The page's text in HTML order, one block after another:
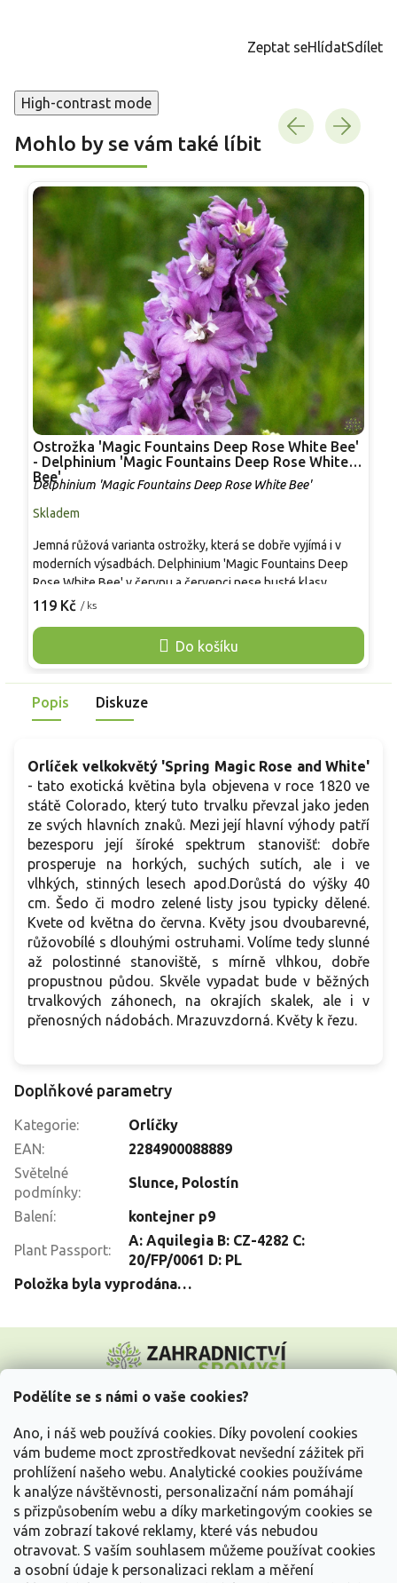
Podělíte se s námi o vaše cookies?
Ano, i náš web používá cookies. Díky povolení cookies
vám budeme moct zprostředkovat nevšední zážitek při
prohlížení našeho webu. Analytické cookies používáme
k analýze návštěvnosti, personalizační nám pomáhají
s přizpůsobením webu a díky marketingovým cookies se
vám zobrazí takové reklamy, které vás nebudou
otravovat. S vaším souhlasem můžeme používat cookies
a osobní údaje k personalizaci reklam a měření
Zeptat seHlídatSdílet
High-contrast mode
Mohlo by se vám také líbit
Ostrožka 'Magic Fountains Deep Rose White Bee'
- Delphinium 'Magic Fountains Deep Rose White
Bee'
Delphinium 'Magic Fountains Deep Rose White Bee'
Skladem
119 Kč / ks
Do košíku
Jemná růžová varianta ostrožky, která se dobře vyjímá i v
moderních výsadbách. Delphinium 'Magic Fountains Deep
Rose White Bee' v červnu a červenci nese husté klasy
poloplných květů v tmavě lila až starorůžovém tónu s bílou
vysokým modrým ostrožkám působí kompaktněji a snáze se
udržuje. Hodí se do skupin, k řezu a na slunné stanoviště v
přibližně do −25 °C.
Popis Diskuze
Orlíček velkokvětý 'Spring Magic Rose and White'
- tato exotická květina byla objevena v roce 1820 ve
státě Colorado, který tuto trvalku převzal jako jeden
ze svých hlavních znaků. Mezi její hlavní výhody patří
bezesporu její šíroké spektrum stanovišť: dobře
prosperuje na horkých, suchých sutích, ale i ve
vlhkých, stinných lesech apod.Dorůstá do výšky 40
cm. Šedo či modro zelené listy jsou typicky dělené.
Kvete od května do června. Květy jsou dvoubarevné,
růžovobílé s dlouhými ostruhami. Volíme tedy slunné
až polostinné stanoviště, s mírně vlhkou, dobře
propustnou půdou. Skvěle vypadat bude v běžných
trvalkových záhonech, na okrajích skalek, ale i v
přenosných nádobách. Mrazuvzdorná. Květy k řezu.
Doplňkové parametry
Kategorie:
Orlíčky
EAN:
2284900088889
Světelné
podmínky:
Slunce, Polostín
Balení: kontejner p9
Plant Passport:
A: Aquilegia B: CZ-4282 C:
20/FP/0061 D: PL
Položka byla vyprodána…
p
Vše o nákupu
Informace pro Vás
Kontakujte nás